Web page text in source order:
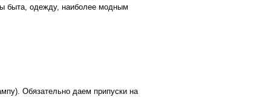
быта, одежду, наиболее модным
Обязательно даем припуски на